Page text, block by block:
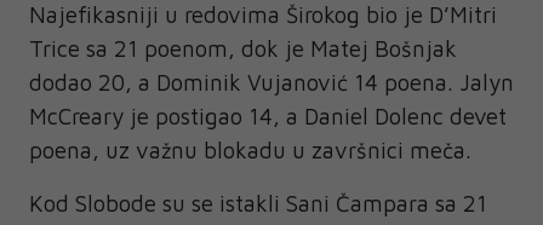
Najefikasniji u redovima Širokog bio je D’Mitri
Trice sa 21 poenom, dok je Matej Bošnjak
dodao 20, a Dominik Vujanović 14 poena. Jalyn
McCreary je postigao 14, a Daniel Dolenc devet
poena, uz važnu blokadu u završnici meča.
Kod Slobode su se istakli Sani Čampara sa 21